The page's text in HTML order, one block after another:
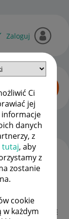
Ci
jej
danych
z
tutaj, aby
z
zostanie
cookie
w każdym
Zaloguj
OPCJE